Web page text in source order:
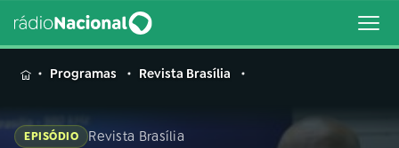
MENUProgramas Revista Brasília
EPISÓDIO Revista Brasília